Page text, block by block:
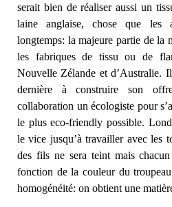
serait bien de réaliser aussi un
laine anglaise, chose que les
longtemps: la majeure partie de la
les fabriques de tissu ou de
Nouvelle Zélande et d’Australie.
dernière à construire son
collaboration un écologiste pour
le plus eco-friendly possible.
le vice jusqu’à travailler avec les
des fils ne sera teint mais
fonction de la couleur du
homogénéité: on obtient une